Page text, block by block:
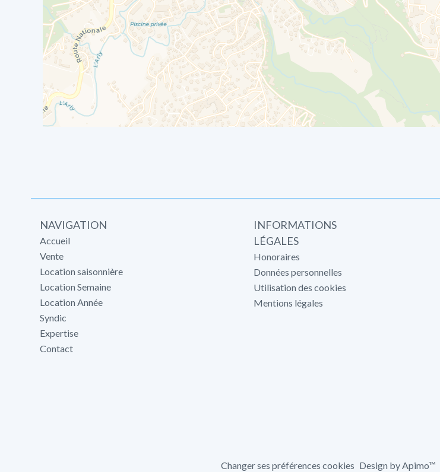
NAVIGATION
Accueil
Vente
Location saisonnière
Location Semaine
Location Année
Syndic
Expertise
Contact
INFORMATIONS
LÉGALES
Honoraires
Données personnelles
Utilisation des cookies
Mentions légales
Changer ses préférences cookies Design byApimo™